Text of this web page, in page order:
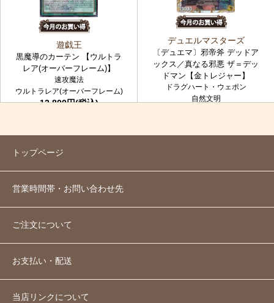
遊戯王
黒魔導のカーテン 【ウルトラ
レア(オーバーフレーム)】
速攻魔法
ウルトラレア(オーバーフレーム)
12,800円(税込)
デュエルマスターズ
〔デュエマ〕邪帝斧 デッドア
ックス／真なる邪悪 ザ＝デッ
ドマン【金トレジャー】
ドラグハート・ウェポン
自然文明
トップページ
営業時間帯・お問い合わせ先
ご注文について
お支払い・配送
当店リンクについて